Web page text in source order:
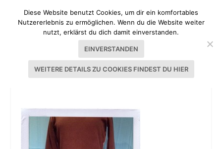
HOODY EDDA
Diese Website benutzt Cookies, um dir ein komfortables
Nutzererlebnis zu ermöglichen. Wenn du die Website weiter
nutzt, erklärst du dich damit einverstanden.
EINVERSTANDEN
WEITERE DETAILS ZU COOKIES FINDEST DU HIER